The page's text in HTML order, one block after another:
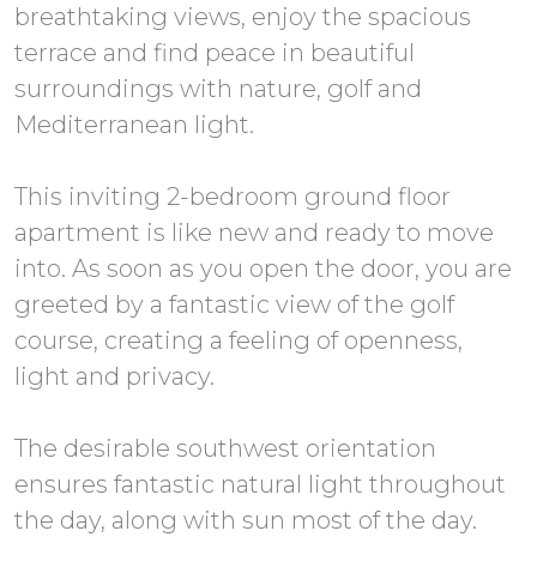
breathtaking views, enjoy the spacious
terrace and find peace in beautiful
surroundings with nature, golf and
Mediterranean light.
This inviting 2-bedroom ground floor
apartment is like new and ready to move
into. As soon as you open the door, you are
greeted by a fantastic view of the golf
course, creating a feeling of openness,
light and privacy.
The desirable southwest orientation
ensures fantastic natural light throughout
the day, along with sun most of the day.